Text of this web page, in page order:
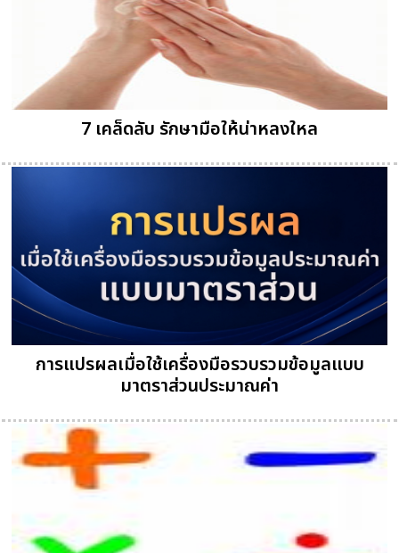
7 เคล็ดลับ รักษามือให้น่าหลงใหล
การแปรผลเมื่อใช้เครื่องมือรวบรวมข้อมูลแบบ
มาตราส่วนประมาณค่า